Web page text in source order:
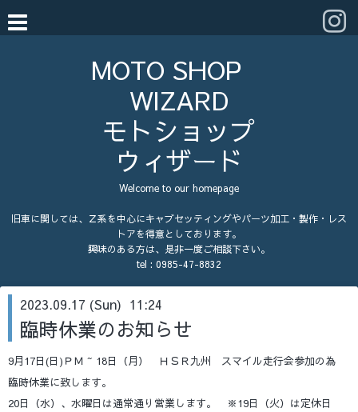
MOTO SHOP
WIZARD
モトショップ
ウィザード
Welcome to our homepage
旧車に関しては、Ｚ系を中心にキャブセッティングやパーツ加工・製作・レス
トアを得意としております。
興味のある方は、是非一度ご相談下さい。
tel : 0985-47-8832
2023.09.17 (Sun) 11:24
臨時休業のお知らせ
9月17日(日)ＰＭ ~ 18日（月） ＨＳＲ九州 スマイル走行会参加の為
臨時休業に致します。
20日（水）、水曜日は通常通り営業します。 ※19日（火）は定休日